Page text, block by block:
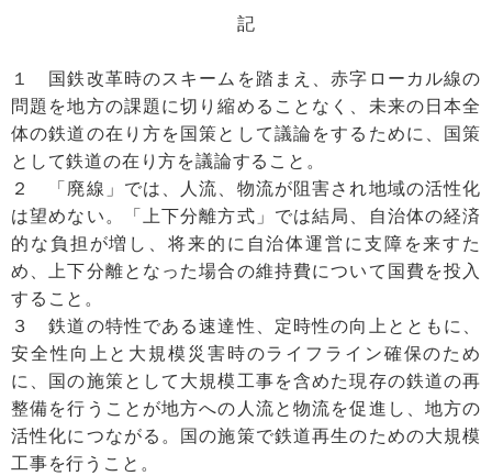
記
１ 国鉄改革時のスキームを踏まえ、赤字ローカル線の
問題を地方の課題に切り縮めることなく、未来の日本全
体の鉄道の在り方を国策として議論をするために、国策
として鉄道の在り方を議論すること。
２ 「廃線」では、人流、物流が阻害され地域の活性化
は望めない。「上下分離方式」では結局、自治体の経済
的な負担が増し、将来的に自治体運営に支障を来すた
め、上下分離となった場合の維持費について国費を投入
すること。
３ 鉄道の特性である速達性、定時性の向上とともに、
安全性向上と大規模災害時のライフライン確保のため
に、国の施策として大規模工事を含めた現存の鉄道の再
整備を行うことが地方への人流と物流を促進し、地方の
活性化につながる。国の施策で鉄道再生のための大規模
工事を行うこと。